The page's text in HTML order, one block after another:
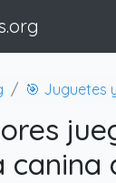
🎯 Juguetes
canina